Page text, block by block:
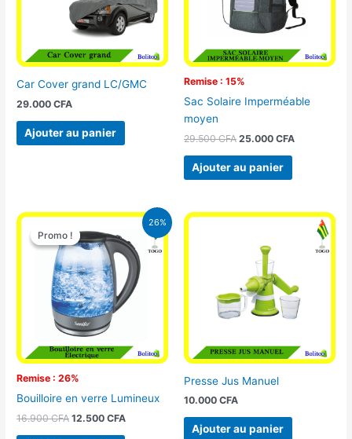
Car Cover grand LC/GMC
29.000CFA
Ajouter au panier
Remise : 15%
Sac Solaire Imperméable
moyen
29.500CFA 25.000 CFA
Ajouter au panier
26%
Promo !
Remise : 26%
Promo !
Bouilloire en verre Lumineux
16.900CFA
Le
prix
initial
16.900 CFA.
12.500CFA
Le
prix
actuel
est :
12.500 CFA.
Presse Jus Manuel
10.000 CFA
Ajouter au panier